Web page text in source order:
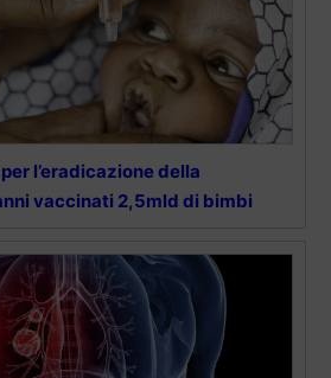
l’eradicazione della
vaccinati 2,5mld di bimbi